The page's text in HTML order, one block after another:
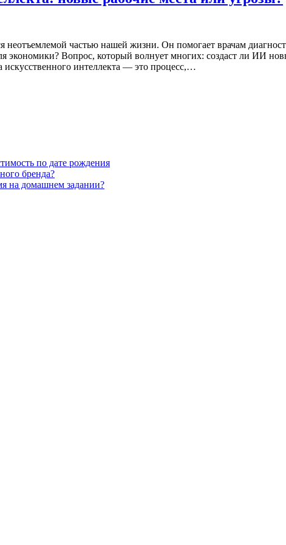
частью нашей жизни. Он помогает врачам
экономики? Вопрос, который волнует многих: создаст ли ИИ
искусственного интеллекта — это процесс,…
по дате рождения
бренда?
на домашнем задании?